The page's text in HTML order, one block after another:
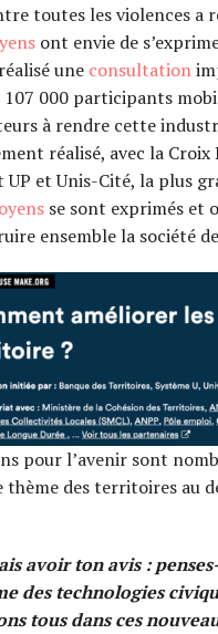
toutes les violences a
ont envie de
une consultation
107 000 participants
à rendre cette
réalisé, avec la
UP et Unis-Cité, la plus
se sont exprimés et
ensemble la société
pour l’avenir sont
thème des territoires au
avoir ton avis :
des technologies
tous dans ces